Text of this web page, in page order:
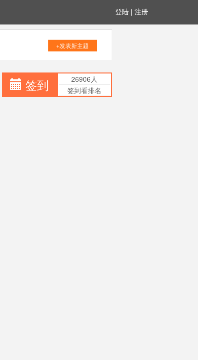
登陆 | 注册
+发表新主题
签到
26906人
签到看排名